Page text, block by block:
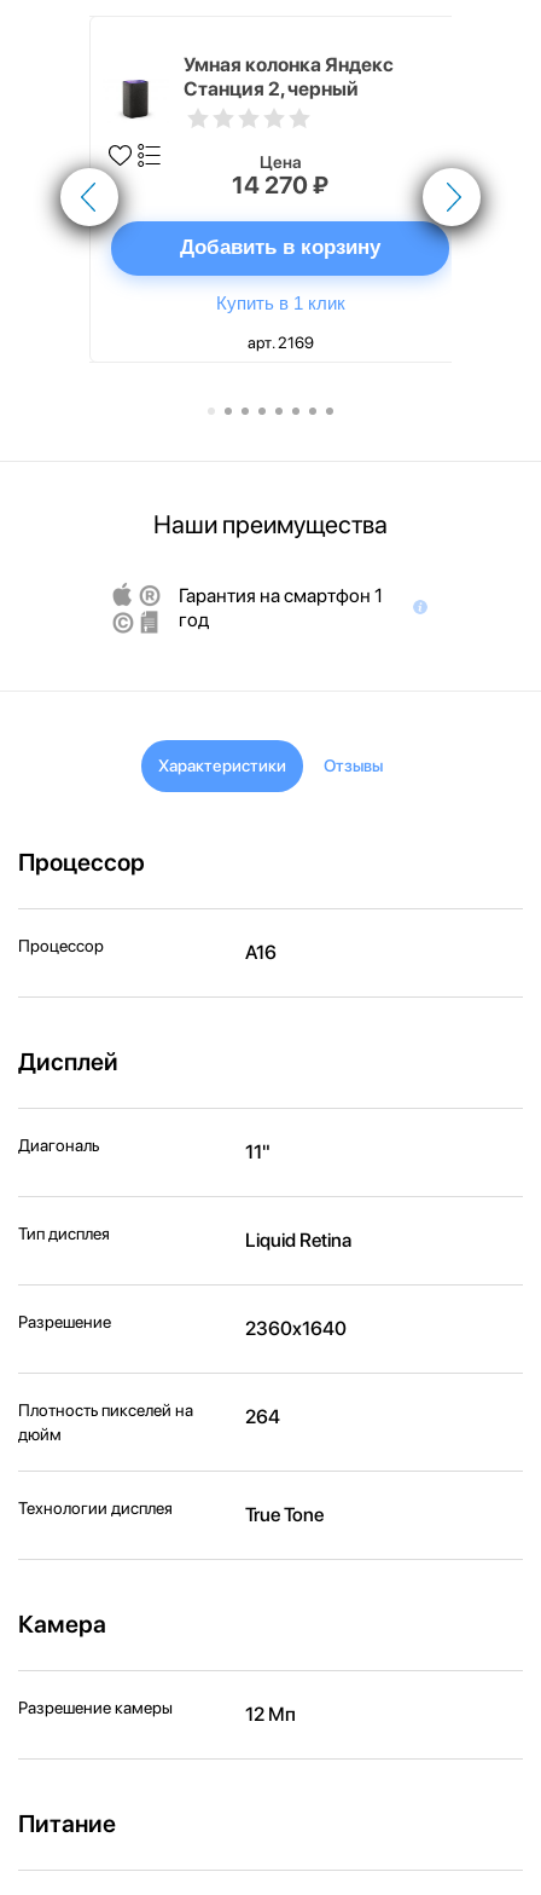
Умная колонка Яндекс
Станция 2, черный
Цена
14 270 ₽
Добавить в корзину
Купить в 1 клик
арт. 2169
Наши преимущества
Гарантия на смартфон 1
год
Характеристики Отзывы
Процессор
Процессор A16
Дисплей
Диагональ 11"
Тип дисплея Liquid Retina
Разрешение 2360x1640
Плотность пикселей на
дюйм
264
Технологии дисплея True Tone
Камера
Разрешение камеры 12 Мп
Питание